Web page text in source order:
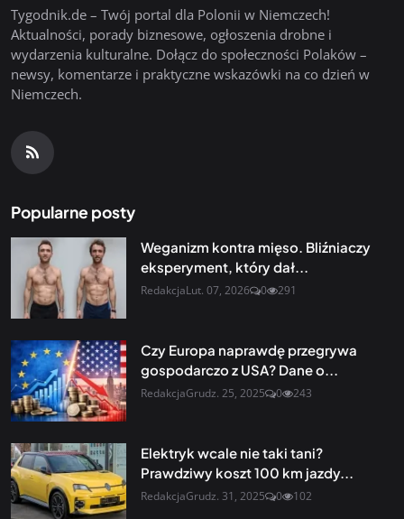
Tygodnik.de – Twój portal dla Polonii w Niemczech!
Aktualności, porady biznesowe, ogłoszenia drobne i
wydarzenia kulturalne. Dołącz do społeczności Polaków –
newsy, komentarze i praktyczne wskazówki na co dzień w
Niemczech.
Popularne posty
Weganizm kontra mięso. Bliźniaczy
eksperyment, który dał...
RedakcjaLut. 07, 2026 0 291
Czy Europa naprawdę przegrywa
gospodarczo z USA? Dane o...
RedakcjaGrudz. 25, 2025 0 243
Elektryk wcale nie taki tani?
Prawdziwy koszt 100 km jazdy...
RedakcjaGrudz. 31, 2025 0 102